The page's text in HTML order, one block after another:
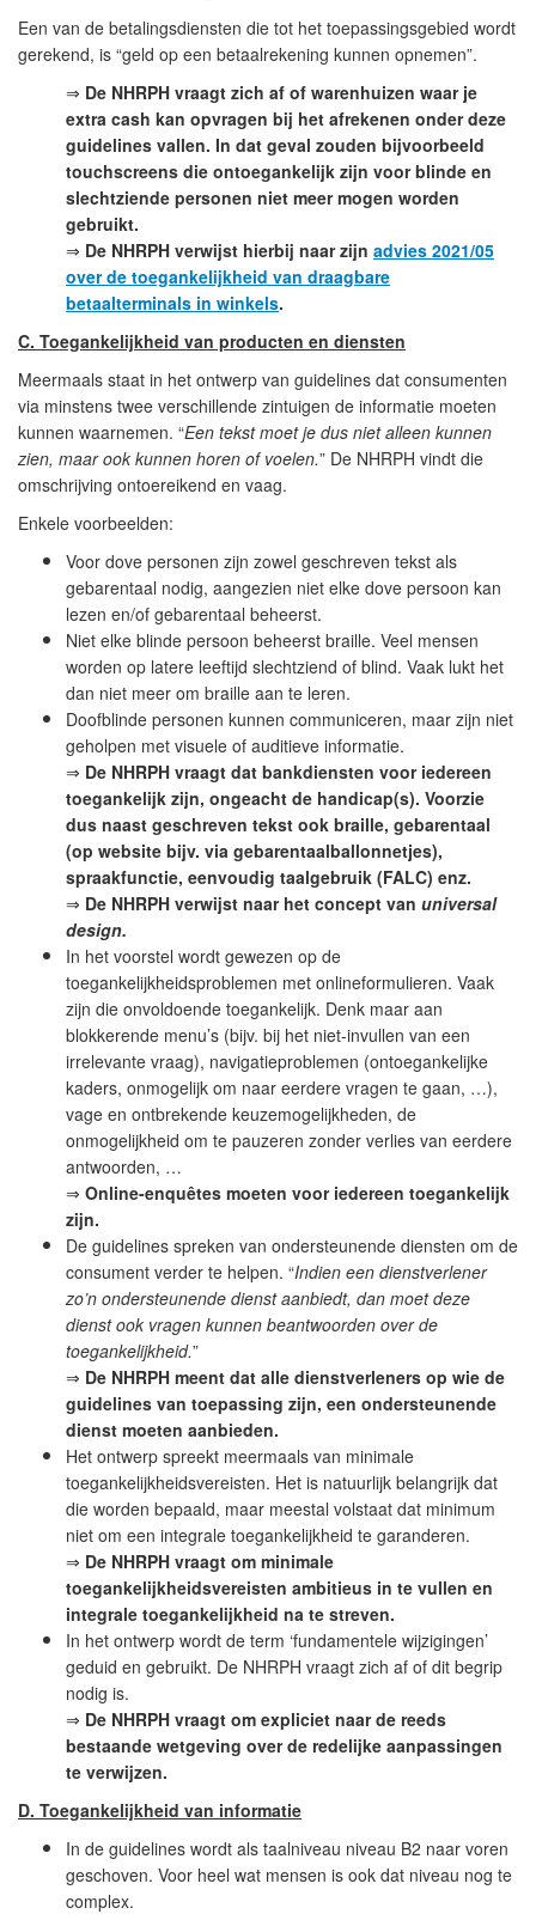
Een van de betalingsdiensten die tot het toepassingsgebied wordt
gerekend, is “geld op een betaalrekening kunnen opnemen”.
⇒ De NHRPH vraagt zich af of warenhuizen waar je
extra cash kan opvragen bij het afrekenen onder deze
guidelines vallen. In dat geval zouden bijvoorbeeld
touchscreens die ontoegankelijk zijn voor blinde en
slechtziende personen niet meer mogen worden
gebruikt.
⇒ De NHRPH verwijst hierbij naar zijn advies 2021/05
over de toegankelijkheid van draagbare
betaalterminals in winkels.
C. Toegankelijkheid van producten en diensten
Meermaals staat in het ontwerp van guidelines dat consumenten
via minstens twee verschillende zintuigen de informatie moeten
kunnen waarnemen. “Een tekst moet je dus niet alleen kunnen
zien, maar ook kunnen horen of voelen.” De NHRPH vindt die
omschrijving ontoereikend en vaag.
Enkele voorbeelden:
Voor dove personen zijn zowel geschreven tekst als
gebarentaal nodig, aangezien niet elke dove persoon kan
lezen en/of gebarentaal beheerst.
Niet elke blinde persoon beheerst braille. Veel mensen
worden op latere leeftijd slechtziend of blind. Vaak lukt het
dan niet meer om braille aan te leren.
Doofblinde personen kunnen communiceren, maar zijn niet
geholpen met visuele of auditieve informatie.
⇒ De NHRPH vraagt dat bankdiensten voor iedereen
toegankelijk zijn, ongeacht de handicap(s). Voorzie
dus naast geschreven tekst ook braille, gebarentaal
(op website bijv. via gebarentaalballonnetjes),
spraakfunctie, eenvoudig taalgebruik (FALC) enz.
⇒ De NHRPH verwijst naar het concept van universal
design.
In het voorstel wordt gewezen op de
toegankelijkheidsproblemen met onlineformulieren. Vaak
zijn die onvoldoende toegankelijk. Denk maar aan
blokkerende menu’s (bijv. bij het niet-invullen van een
irrelevante vraag), navigatieproblemen (ontoegankelijke
kaders, onmogelijk om naar eerdere vragen te gaan, …),
vage en ontbrekende keuzemogelijkheden, de
onmogelijkheid om te pauzeren zonder verlies van eerdere
antwoorden, …
⇒ Online-enquêtes moeten voor iedereen toegankelijk
zijn.
De guidelines spreken van ondersteunende diensten om de
consument verder te helpen. “Indien een dienstverlener
zo’n ondersteunende dienst aanbiedt, dan moet deze
dienst ook vragen kunnen beantwoorden over de
toegankelijkheid.”
⇒ De NHRPH meent dat alle dienstverleners op wie de
guidelines van toepassing zijn, een ondersteunende
dienst moeten aanbieden.
Het ontwerp spreekt meermaals van minimale
toegankelijkheidsvereisten. Het is natuurlijk belangrijk dat
die worden bepaald, maar meestal volstaat dat minimum
niet om een integrale toegankelijkheid te garanderen.
⇒ De NHRPH vraagt om minimale
toegankelijkheidsvereisten ambitieus in te vullen en
integrale toegankelijkheid na te streven.
In het ontwerp wordt de term ‘fundamentele wijzigingen’
geduid en gebruikt. De NHRPH vraagt zich af of dit begrip
nodig is.
⇒ De NHRPH vraagt om expliciet naar de reeds
bestaande wetgeving over de redelijke aanpassingen
te verwijzen.
D. Toegankelijkheid van informatie
In de guidelines wordt als taalniveau niveau B2 naar voren
geschoven. Voor heel wat mensen is ook dat niveau nog te
complex.